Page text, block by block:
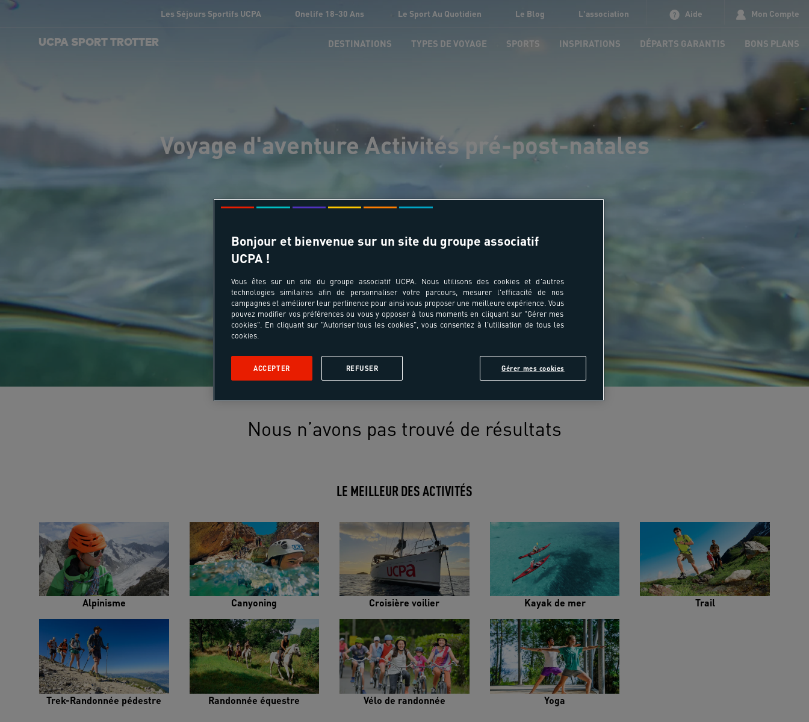
Les Séjours Sportifs UCPA Onelife 18-30 Ans Le Sport Au Quotidien Le Blog L'association Aide Mon Compte
UCPA SPORT TROTTER DESTINATIONS TYPES DE VOYAGE SPORTS INSPIRATIONS DÉPARTS GARANTIS BONS PLANS
Voyage d'aventure Activités pré-post-natales
Nous n’avons pas trouvé de résultats
LE MEILLEUR DES ACTIVITÉS
Alpinisme Canyoning Croisière voilier Kayak de mer Trail
Trek-Randonnée pédestre Randonnée équestre Vélo de randonnée Yoga
Bonjour et bienvenue sur un site du groupe associatif
UCPA !
Vous êtes sur un site du groupe associatif UCPA. Nous utilisons des cookies et d'autres
technologies similaires afin de personnaliser votre parcours, mesurer l'efficacité de nos
campagnes et améliorer leur pertinence pour ainsi vous proposer une meilleure expérience. Vous
pouvez modifier vos préférences ou vous y opposer à tous moments en cliquant sur "Gérer mes
cookies". En cliquant sur "Autoriser tous les cookies", vous consentez à l'utilisation de tous les
cookies.
Gérer mes cookies
REFUSER
ACCEPTER